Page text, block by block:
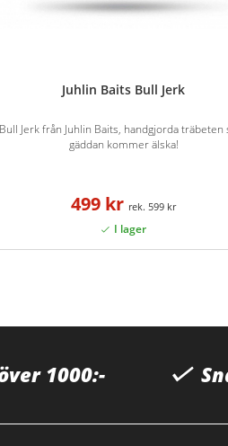
Juhlin Baits Bull Jerk
Bull Jerk från Juhlin Baits, handgjorda träbeten
gäddan kommer älska!
499 kr 599 kr
1000:-